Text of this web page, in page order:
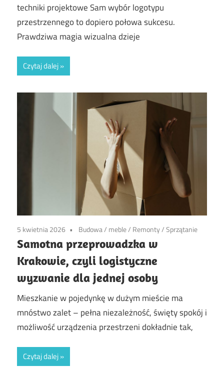
techniki projektowe Sam wybór logotypu
przestrzennego to dopiero połowa sukcesu.
Prawdziwa magia wizualna dzieje
Czytaj dalej
5 kwietnia 2026 Budowa/ meble/ Remonty/Sprzątanie
Samotna przeprowadzka w
Krakowie, czyli logistyczne
wyzwanie dla jednej osoby
Mieszkanie w pojedynkę w dużym mieście ma
mnóstwo zalet – pełna niezależność, święty spokój i
możliwość urządzenia przestrzeni dokładnie tak,
Czytaj dalej